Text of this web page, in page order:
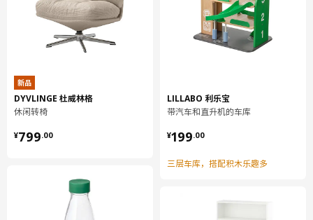
新品
DYVLINGE 杜威林格
休闲转椅
¥799.00
¥ 799.00
LILLABO 利乐宝
带汽车和直升机的车库
¥199.00
¥ 199.00
三层车库，搭配积木乐趣多